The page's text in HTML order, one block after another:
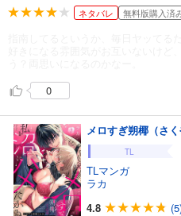
ネタバレ 無料版購入済
0
メロすぎ朔椰（さ
TL
TLマンガ
ラカ
4.8